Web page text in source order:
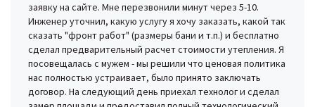
заявку на сайте. Мне перезвонили минут через 5-10.
Инженер уточнил, какую услугу я хочу заказать, какой так
сказать "фронт работ" (размеры бани и т.п.) и бесплатно
сделал предварительный расчет стоимости утепления. Я
посовещалась с мужем - мы решили что ценовая политика
нас полностью устраивает, было принято заключать
договор. На следующий день приехал технолог и сделал